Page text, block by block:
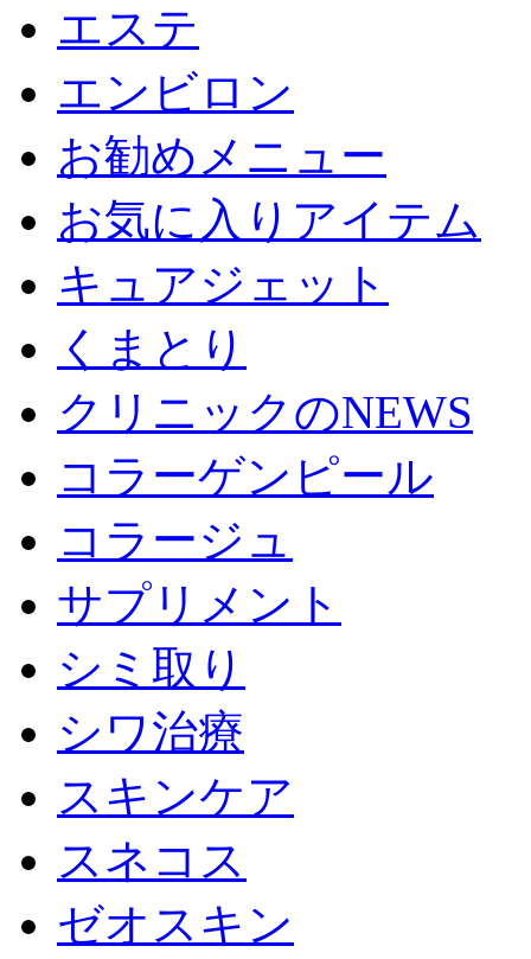
エステ
エンビロン
お勧めメニュー
お気に入りアイテム
キュアジェット
くまとり
クリニックのNEWS
コラーゲンピール
コラージュ
サプリメント
シミ取り
シワ治療
スキンケア
スネコス
ゼオスキン